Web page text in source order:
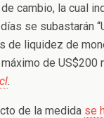
cambio, la cual
se subastarán
de liquidez de
de US$200
.
de la medida se